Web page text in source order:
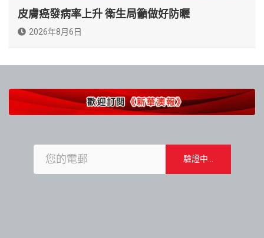
皮膚癌發病率上升 衛生局籲做好防曬
2026年8月6日